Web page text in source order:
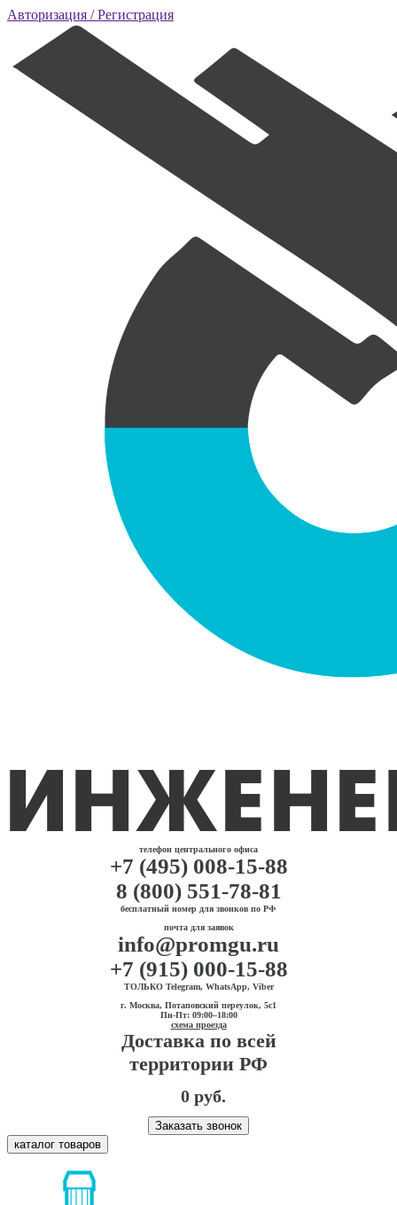
Авторизация / Регистрация
телефон центрального офиса
+7 (495) 008-15-88
8 (800) 551-78-81
бесплатный номер для звонков по РФ
почта для заявок
info@promgu.ru
+7 (915) 000-15-88
ТОЛЬКО Telegram, WhatsApp, Viber
г. Москва, Потаповский переулок, 5с1
Пн-Пт: 09:00–18:00
схема проезда
Доставка по всей
территории РФ
0 руб.
Заказать звонок
каталог товаров